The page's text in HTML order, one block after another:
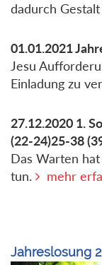
dadurch
01.01.2021
Jesu
Einladung zu
27.12.2020 1.
(22-24)25-38
Das Warten
tun.
mehr
Jahreslosung